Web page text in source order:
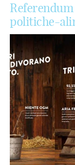
politiche-